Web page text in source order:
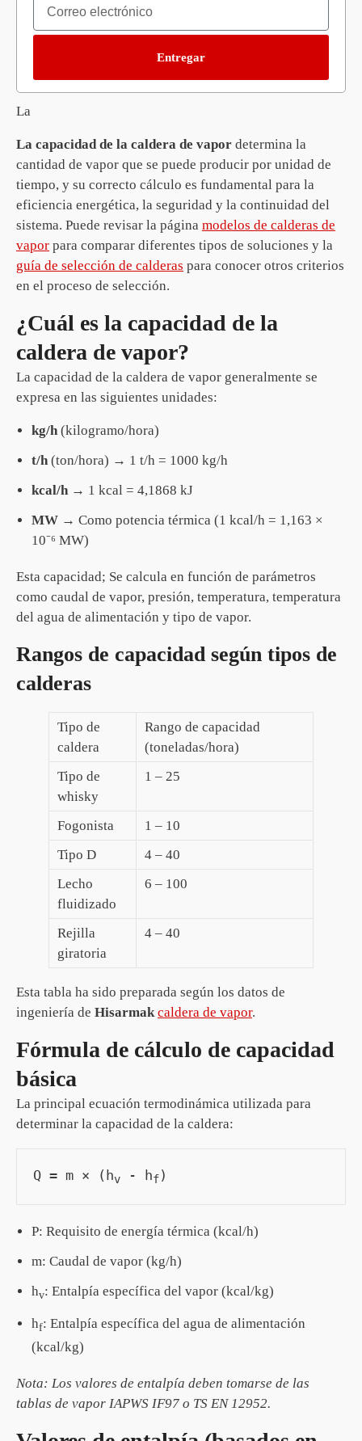
Entregar
La
La capacidad de la caldera de vapor determina la
cantidad de vapor que se puede producir por unidad de
tiempo, y su correcto cálculo es fundamental para la
eficiencia energética, la seguridad y la continuidad del
sistema. Puede revisar la página modelos de calderas de
vapor para comparar diferentes tipos de soluciones y la
guía de selección de calderas para conocer otros criterios
en el proceso de selección.
¿Cuál es la capacidad de la
caldera de vapor?
La capacidad de la caldera de vapor generalmente se
expresa en las siguientes unidades:
kg/h(kilogramo/hora)
t/h(ton/hora) → 1 t/h = 1000 kg/h
kcal/h→ 1 kcal = 4,1868 kJ
MW→ Como potencia térmica (1 kcal/h = 1,163 ×
10⁻⁶ MW)
Esta capacidad; Se calcula en función de parámetros
como caudal de vapor, presión, temperatura, temperatura
del agua de alimentación y tipo de vapor.
Rangos de capacidad según tipos de
calderas
Tipo de
caldera
Rango de capacidad
(toneladas/hora)
Tipo de
whisky
1 – 25
Fogonista
1 – 10
Tipo D
4 – 40
Lecho
fluidizado
6 – 100
Rejilla
giratoria
4 – 40
Esta tabla ha sido preparada según los datos de
ingeniería de Hisarmak caldera de vapor.
Fórmula de cálculo de capacidad
básica
La principal ecuación termodinámica utilizada para
determinar la capacidad de la caldera:
Q = m × (hv - hf)
P: Requisito de energía térmica (kcal/h)
m: Caudal de vapor (kg/h)
hv: Entalpía específica del vapor (kcal/kg)
hf: Entalpía específica del agua de alimentación
(kcal/kg)
Nota: Los valores de entalpía deben tomarse de las
tablas de vapor IAPWS IF97 o TS EN 12952.